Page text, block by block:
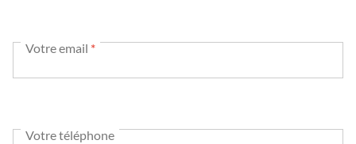
Votre email *
Votre téléphone